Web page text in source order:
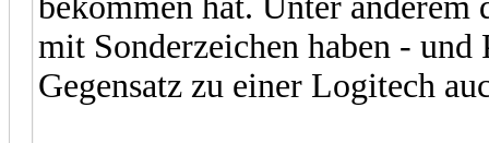
mit Sonderzeichen haben -
Gegensatz zu einer Logitech